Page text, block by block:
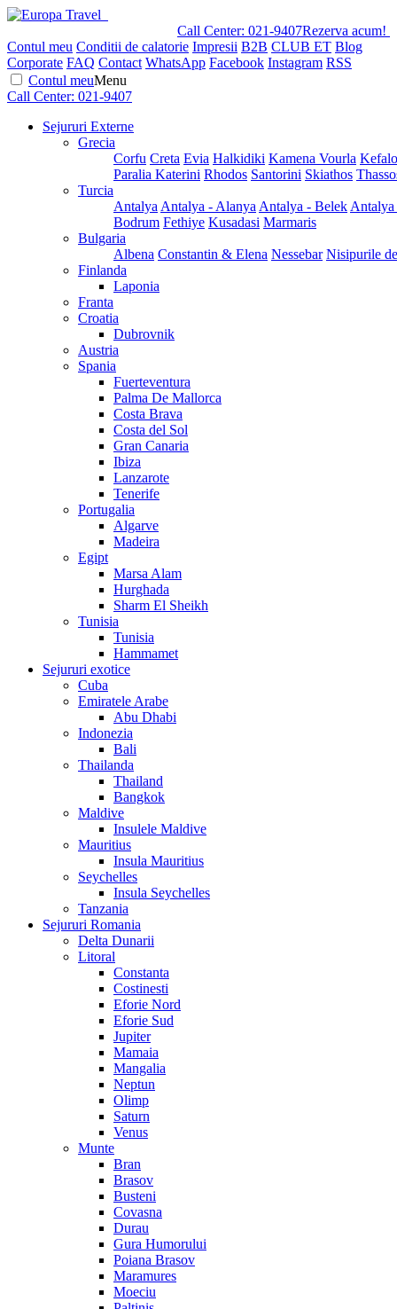
Call Center: 021-9407Rezerva acum!
Contul meu Conditii de calatorie Impresii B2B CLUB ET Blog
Corporate FAQ Contact WhatsApp Facebook Instagram RSS
Contul meuMenu
Call Center: 021-9407
Sejururi Externe
Grecia
Corfu Creta Evia Halkidiki Kamena Vourla
Paralia Katerini Rhodos Santorini Skiathos
Turcia
Antalya Antalya - Alanya Antalya - Belek
Bodrum Fethiye Kusadasi Marmaris
Bulgaria
Albena Constantin & Elena Nessebar Nisipurile
Finlanda
Laponia
Franta
Croatia
Dubrovnik
Austria
Spania
Fuerteventura
Palma De Mallorca
Costa Brava
Costa del Sol
Gran Canaria
Ibiza
Lanzarote
Tenerife
Portugalia
Algarve
Madeira
Egipt
Marsa Alam
Hurghada
Sharm El Sheikh
Tunisia
Tunisia
Hammamet
Sejururi exotice
Cuba
Emiratele Arabe
Abu Dhabi
Indonezia
Bali
Thailanda
Thailand
Bangkok
Maldive
Insulele Maldive
Mauritius
Insula Mauritius
Seychelles
Insula Seychelles
Tanzania
Sejururi Romania
Delta Dunarii
Litoral
Constanta
Costinesti
Eforie Nord
Eforie Sud
Jupiter
Mamaia
Mangalia
Neptun
Olimp
Saturn
Venus
Munte
Bran
Brasov
Busteni
Covasna
Durau
Gura Humorului
Poiana Brasov
Maramures
Moeciu